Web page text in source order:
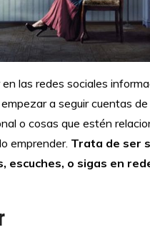
las redes sociales
a seguir cuentas de
o cosas que estén
emprender. Trata de ser
escuches, o sigas en